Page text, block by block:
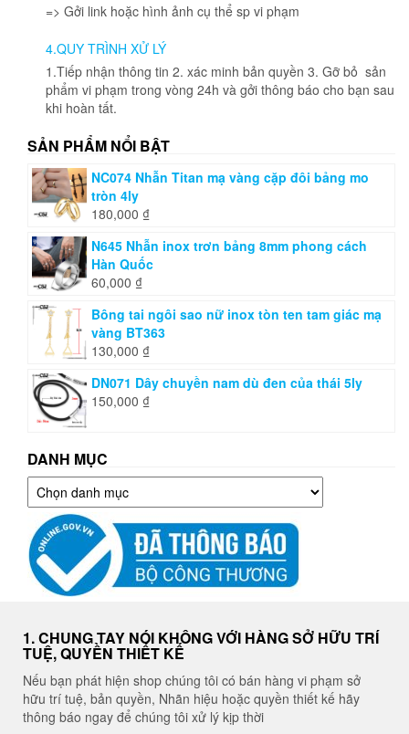
phẩm
=> Gởi link hoặc hình ảnh cụ thể sp vi phạm
4.QUY TRÌNH XỬ LÝ
1.Tiếp nhận thông tin 2. xác minh bản quyền 3. Gỡ bỏ sản
phẩm vi phạm trong vòng 24h và gởi thông báo cho bạn sau
khi hoàn tất.
SẢN PHẨM NỔI BẬT
NC074 Nhẫn Titan mạ vàng cặp đôi bảng mo
tròn 4ly
180,000 ₫
N645 Nhẫn inox trơn bảng 8mm phong cách
Hàn Quốc
60,000 ₫
Bông tai ngôi sao nữ inox tòn ten tam giác mạ
vàng BT363
130,000 ₫
DN071 Dây chuyền nam dù đen của thái 5ly
150,000 ₫
DANH MỤC
Danh
mục
1. CHUNG TAY NÓI KHÔNG VỚI HÀNG SỞ HỮU TRÍ
TUỆ, QUYỀN THIẾT KẾ
Nếu bạn phát hiện shop chúng tôi có bán hàng vi phạm sở
hữu trí tuệ, bản quyền, Nhãn hiệu hoặc quyền thiết kế hãy
thông báo ngay để chúng tôi xử lý kịp thời